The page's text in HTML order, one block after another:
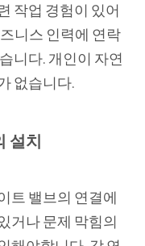
작업 경험이 있어
니스 인력에 연락
니다. 개인이 자연
없습니다.
설치
트 밸브의 연결에
거나 문제 막힘의